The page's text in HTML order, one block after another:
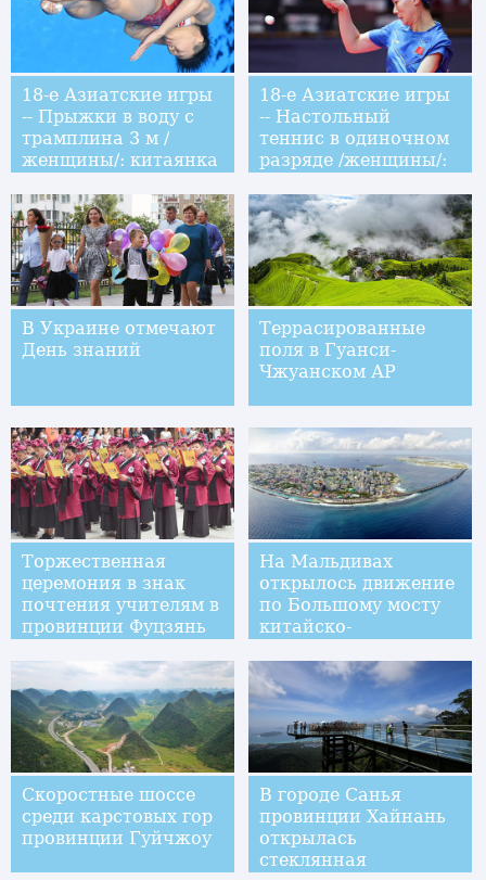
18-е Азиатские игры
-- Прыжки в воду с
трамплина 3 м /
женщины/: китаянка
завоевала первое
место
18-е Азиатские игры
-- Настольный
теннис в одиночном
разряде /женщины/:
В Украине отмечают
День знаний
Террасированные
поля в Гуанси-
Чжуанском АР
Торжественная
церемония в знак
почтения учителям в
провинции Фуцзянь
На Мальдивах
открылось движение
по Большому мосту
китайско-
Скоростные шоссе
среди карстовых гор
провинции Гуйчжоу
В городе Санья
провинции Хайнань
открылась
стеклянная